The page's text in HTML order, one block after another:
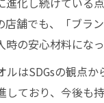
店舗でも、「ブラ
の安心材料になっ
ルはSDGsの観点
しており、今後も